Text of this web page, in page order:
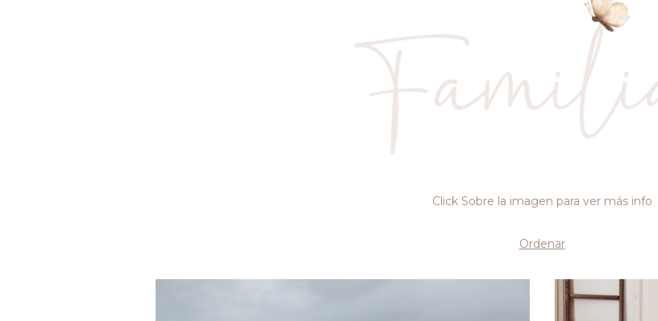
Click Sobre la imagen para ver más info
Ordenar